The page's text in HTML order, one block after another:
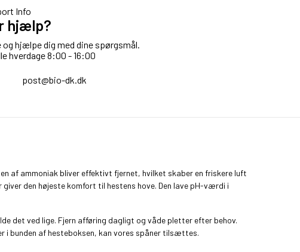
hjælp?
hjælpe dig med dine spørgsmål.
hverdage 8:00 - 16:00
post@bio-dk.dk
af ammoniak bliver effektivt fjernet, hvilket skaber en friskere luft
den højeste komfort til hestens hove. Den lave pH-værdi i
det ved lige. Fjern afføring dagligt og våde pletter efter behov.
i bunden af hesteboksen, kan vores spåner tilsættes.